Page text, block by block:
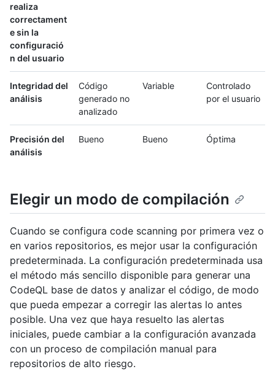
realiza
correctament
e sin la
configuració
n del usuario
Integridad del
análisis
Código
generado no
analizado
Variable
Controlado
por el usuario
Precisión del
análisis
Bueno Bueno Óptima
Elegir un modo de compilación
Cuando se configura code scanning por primera vez o
en varios repositorios, es mejor usar la configuración
predeterminada. La configuración predeterminada usa
el método más sencillo disponible para generar una
CodeQL base de datos y analizar el código, de modo
que pueda empezar a corregir las alertas lo antes
posible. Una vez que haya resuelto las alertas
iniciales, puede cambiar a la configuración avanzada
con un proceso de compilación manual para
repositorios de alto riesgo.